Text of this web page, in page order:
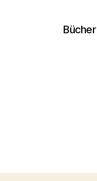
Bücher